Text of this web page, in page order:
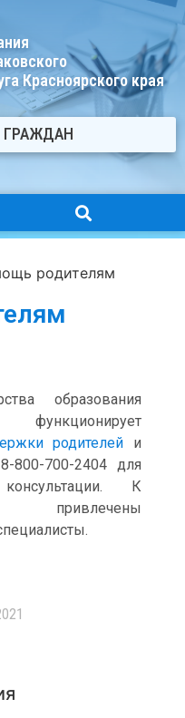
Красноярского края
ГРАЖДАН
родителям
образования
родителей и
800-700-2404 для
К
привлечены